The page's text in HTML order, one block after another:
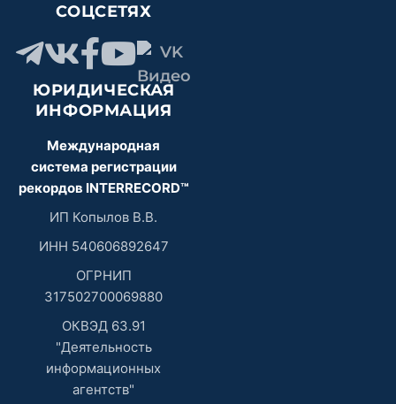
СОЦСЕТЯХ
ЮРИДИЧЕСКАЯ
ИНФОРМАЦИЯ
Международная
система регистрации
рекордов INTERRECORD™
ИП Копылов В.В.
ИНН 540606892647
ОГРНИП
317502700069880
ОКВЭД 63.91
"Деятельность
информационных
агентств"